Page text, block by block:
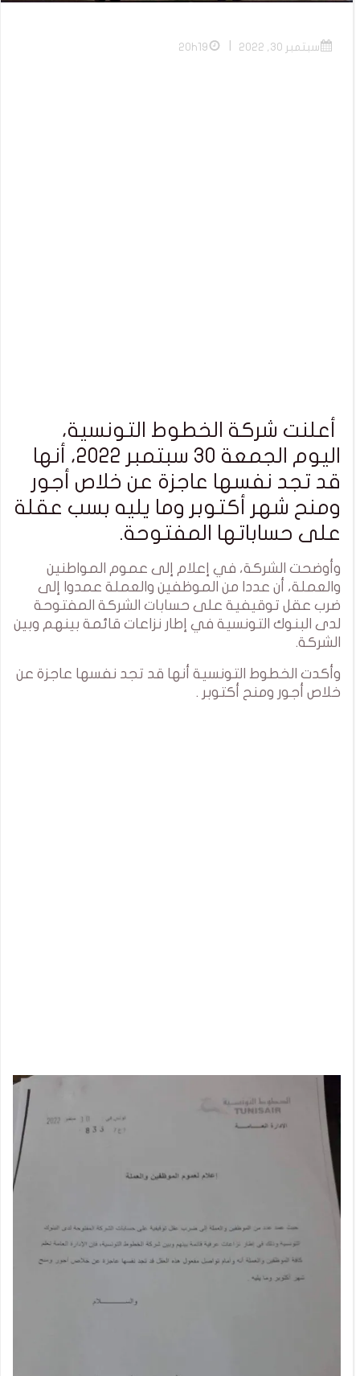
سبتمبر 30, 2022 20h19
أعلنت شركة الخطوط التونسية،
اليوم الجمعة 30 سبتمبر 2022، أنها
قد تجد نفسها عاجزة عن خلاص أجور
ومنح شهر أكتوبر وما يليه بسب عقلة
على حساباتها المفتوحة.
وأوضحت الشركة، في إعلام إلى عموم المواطنين
والعملة، أن عددا من الموظفين والعملة عمدوا إلى
ضرب عقل توقيفية على حسابات الشركة المفتوحة
لدى البنوك التونسية في إطار نزاعات قائمة بينهم وبين
الشركة.
وأكدت الخطوط التونسية أنها قد تجد نفسها عاجزة عن
خلاص أجور ومنح أكتوبر .